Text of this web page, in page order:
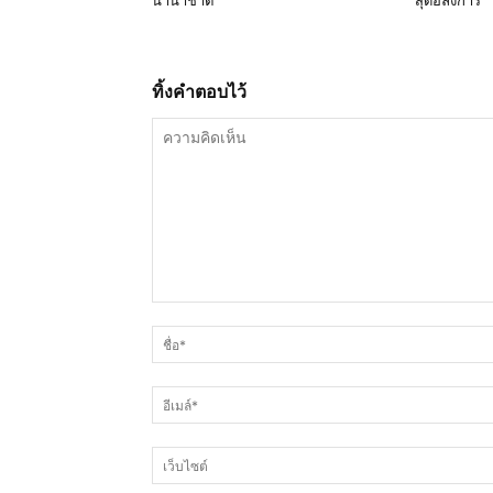
ทิ้งคำตอบไว้
คิด
เห็น